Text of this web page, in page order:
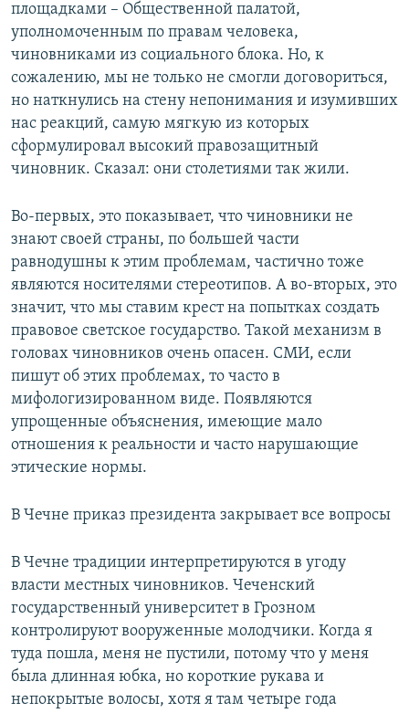
площадками – Общественной палатой,
уполномоченным по правам человека,
чиновниками из социального блока. Но, к
сожалению, мы не только не смогли договориться,
но наткнулись на стену непонимания и изумивших
нас реакций, самую мягкую из которых
сформулировал высокий правозащитный
чиновник. Сказал: они столетиями так жили.
Во-первых, это показывает, что чиновники не
знают своей страны, по большей части
равнодушны к этим проблемам, частично тоже
являются носителями стереотипов. А во-вторых, это
значит, что мы ставим крест на попытках создать
правовое светское государство. Такой механизм в
головах чиновников очень опасен. СМИ, если
пишут об этих проблемах, то часто в
мифологизированном виде. Появляются
упрощенные объяснения, имеющие мало
отношения к реальности и часто нарушающие
этические нормы.
В Чечне приказ президента закрывает все вопросы
В Чечне традиции интерпретируются в угоду
власти местных чиновников. Чеченский
государственный университет в Грозном
контролируют вооруженные молодчики. Когда я
туда пошла, меня не пустили, потому что у меня
была длинная юбка, но короткие рукава и
непокрытые волосы, хотя я там четыре года